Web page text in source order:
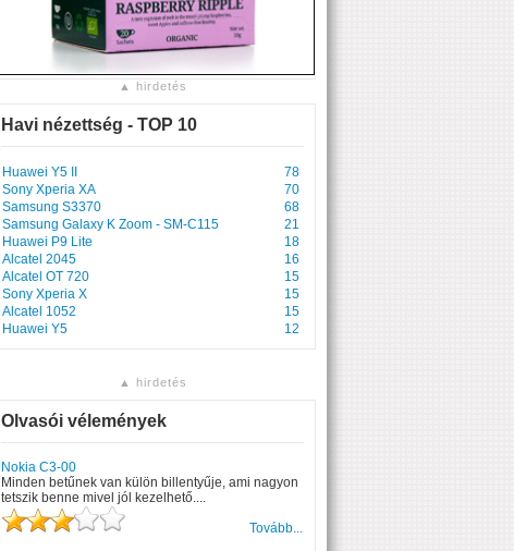
▲ hirdetés
Havi nézettség - TOP 10
Huawei Y5 II
78
Sony Xperia XA
70
Samsung S3370
68
Samsung Galaxy K Zoom - SM-C115
21
Huawei P9 Lite
18
Alcatel 2045
16
Alcatel OT 720
15
Sony Xperia X
15
Alcatel 1052
15
Huawei Y5
12
▲ hirdetés
Olvasói vélemények
Nokia C3-00
Minden betűnek van külön billentyűje, ami nagyon
tetszik benne mivel jól kezelhető....
Tovább...